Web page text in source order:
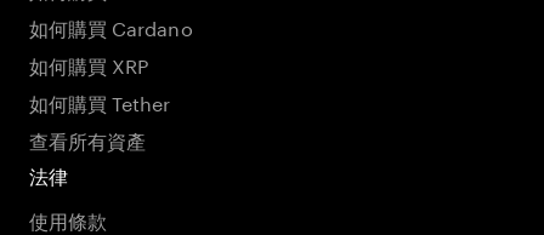
如何購買 Cardano
如何購買 XRP
如何購買 Tether
查看所有資產
法律
使用條款